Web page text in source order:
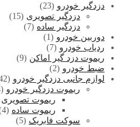
دزدگیر خودرو (23)
دزدگیر تصویری (15)
دزدگیر ساده (7)
دوربین خودرو (1)
ردیاب خودرو (7)
ریموت دزد گیر اماکن (9)
ضبط خودرو (2)
لوازم جانبی دزدگیر خودرو (42)
ریموت دزدگیر خودرو (4)
ریموت تصویری
ریموت ساده (4)
سوکت فابریک (5)